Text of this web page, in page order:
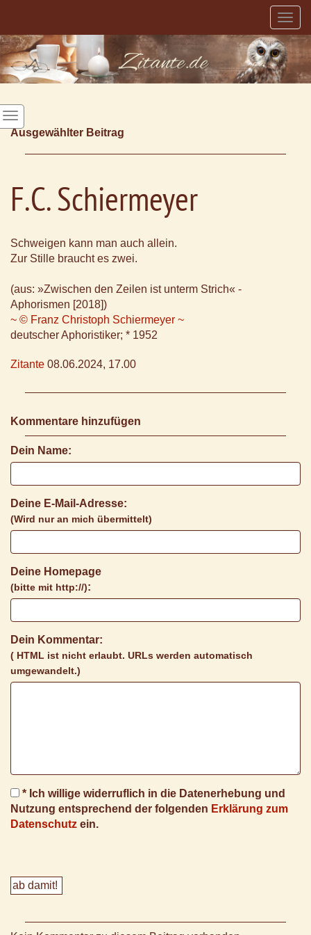
Ausgewählter Beitrag
F.C. Schiermeyer
Schweigen kann man auch allein.
Zur Stille braucht es zwei.
(aus: »Zwischen den Zeilen ist unterm Strich« -
Aphorismen [2018])
~ © Franz Christoph Schiermeyer ~
deutscher Aphoristiker; * 1952
Zitante 08.06.2024, 17.00
Kommentare hinzufügen
Dein Name:
Deine E-Mail-Adresse:
(Wird nur an mich übermittelt)
Deine Homepage
(bitte mit http://):
Dein Kommentar:
( HTML ist nicht erlaubt. URLs werden automatisch
umgewandelt.)
* Ich willige widerruflich in die Datenerhebung und
Nutzung entsprechend der folgenden Erklärung zum
Datenschutz ein.